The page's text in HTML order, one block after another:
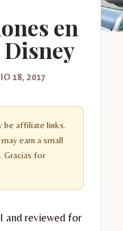
en
Disney
18, 2017
be affiliate links.
earn a small
Gracias for
and reviewed for